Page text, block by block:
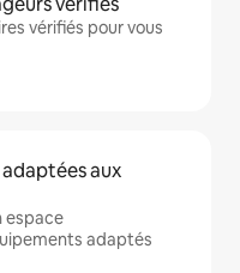
vérifiés pour vous
aux
espace
adaptés